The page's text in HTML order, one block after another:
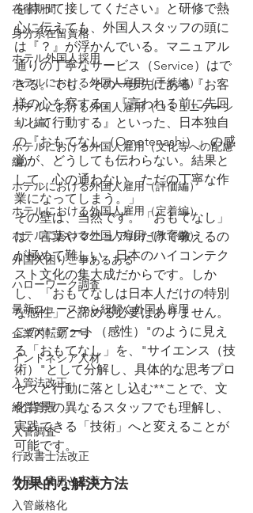
在留期間
身分系在留資格
ホテル外国人採用
ホテルにおける外国人雇用（手続編）
ホテルにおける外国人雇用（コミュニケーシ
ョン編）
ホテルにおける外国人雇用（文化等への配慮
編）
ホテルにおける外国人雇用（評価編）
ホテルにおける外国人雇用（定着編）
ホテルにおける外国人雇用（教育編）
外国人困りご事あるある
ハローワーク調査
最新ニュースから紐解く外国人雇用
企業内転勤２号
インドネシア人材
入管法改正
経営管理
入管調査
行政書士法改正
外国人雇用と定着
入管厳格化
を持って接してください』と研修で熱
心に伝えても、外国人スタッフの頭に
は『？』が浮かんでいる。マニュアル
通りの丁寧なサービス（Service）はで
きる。でも、その一歩先にある『お客
様の心を察する』『言われる前に先回
りして行動する』といった、日本独自
の『おもてなし（Omotenashi）』の感
覚が、どうしても伝わらない。結果と
して、心の通わない、ただの丁寧な作
業になってしまう。」
その壁は、当然です。「おもてなし」
は、言葉やマニュアルだけで教えるの
が極めて難しい、日本のハイコンテク
スト文化の集大成だからです。しか
し、「おもてなしは日本人だけの特別
な感性」と諦める必要はありません。
この**"アート（感性）"のように見え
る「おもてなし」を、"サイエンス（技
術）"として分解し、具体的な思考プロ
セスと行動に落とし込む**ことで、文
化背景の異なるスタッフでも理解し、
実践できる「技術」へと変えることが
可能です。
効果的な解決方法